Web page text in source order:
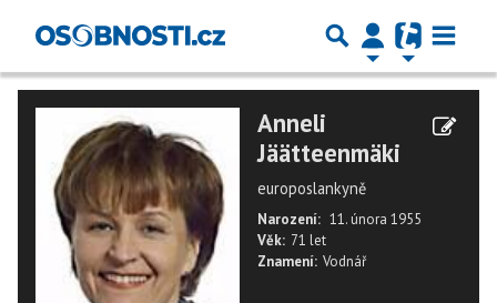
Anneli
Jäätteenmäki
europoslankyně
Narození: 11. února 1955
Věk: 71 let
Znamení: Vodnář